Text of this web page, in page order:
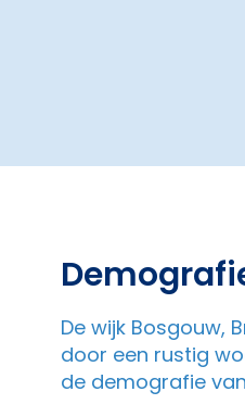
De wijk Bosgouw,
door een rustig
de demografie